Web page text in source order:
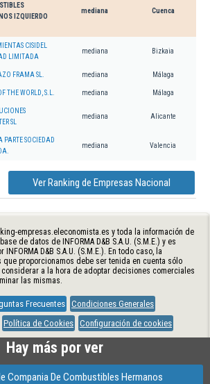
IZQUIERDO
mediana Cuenca
CISIDEL
LIMITADA
mediana Bizkaia
FRAMA SL. mediana Málaga
THE WORLD, S.L. mediana Málaga
SL
mediana Alicante
PARTE SOCIEDAD
mediana Valencia
Ver Ranking de Empresas Nacional
empresas.eleconomista.es y toda la información de
de datos de INFORMA D&B S.A.U. (S.M.E.) y es
D&B S.A.U. (S.M.E.). En todo caso, la
proporcionamos debe ser tenida en cuenta sólo
considerar a la hora de adoptar decisiones comerciales
las mismas.
Frecuentes
Condiciones Generales
Política de Cookies Configuración de cookies
Hay más por ver
Compania De Combustibles Hermanos